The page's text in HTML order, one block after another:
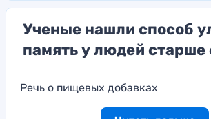
Ученые нашли способ
память у людей старше
Речь о пищевых добавках